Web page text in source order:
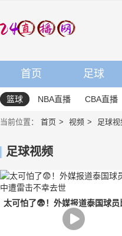
首页 足球
篮球 NBA直播 CBA直播
当前位置： 首页 视频 足球视
足球视频
太可怕了😨！外媒报道泰国球员
遭雷击不幸去世